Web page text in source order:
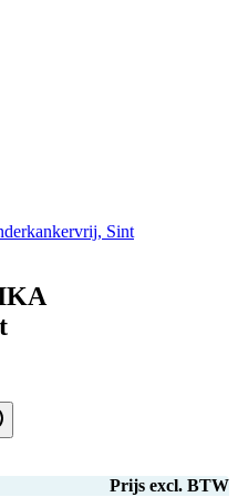
Sint
Prijs excl. BTW